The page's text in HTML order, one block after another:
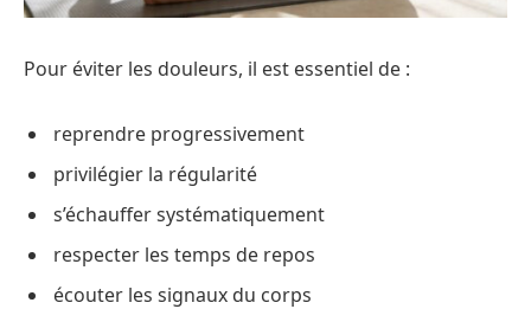
Pour éviter les douleurs, il est essentiel de :
reprendre progressivement
privilégier la régularité
s’échauffer systématiquement
respecter les temps de repos
écouter les signaux du corps